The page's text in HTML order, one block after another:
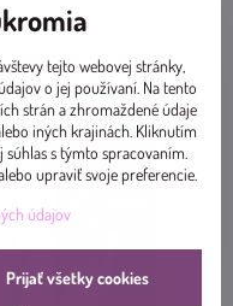
Skladom
Zobraziť
tejto webovej stránky,
o jej používaní. Na tento
strán a zhromaždené údaje
iných krajinách. Kliknutím
súhlas s týmto spracovaním.
upraviť svoje preferencie.
údajov
Prijať všetky cookies